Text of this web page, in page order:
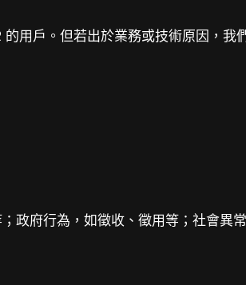
用戶。但若出於業務或技術原因，我
府行為，如徵收、徵用等；社會異